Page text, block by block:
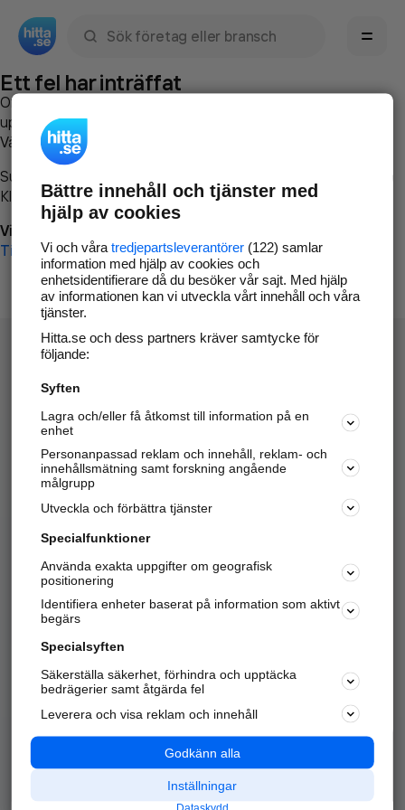
Ett fel har inträffat
Om du vill kan du
uppstod så att vi lättare och snabbare kan avhjälpa det.
Vänligen försök med följande:
Surfa till
Klicka påTillbaka-knappen i webbläsaren och försök igen
Vi beklagar besväret!
Till startsidan
Hitta.se - Gratis nummerupplysning.
Sök företag, personer och platser.
Hitta telefonnummer, adresser, företagsinfo mm.
Marknadsför företaget
Kom igång och annonsera mot
samarbetspartners nära dig.
Alla kategorier
Populära sökningar
API & Kartor
Annonsera
Integritet
Nödnummer
Bättre innehåll och tjänster med
hjälp av cookies
Vi och våra tredjepartsleverantörer(122) samlar
information med hjälp av cookies och
enhetsidentifierare då du besöker vår sajt. Med hjälp
av informationen kan vi utveckla vårt innehåll och våra
tjänster.
Hitta.se och dess partners kräver samtycke för
följande:
Syften
Lagra och/eller få åtkomst till information på en
enhet
Personanpassad reklam och innehåll, reklam- och
innehållsmätning samt forskning angående
målgrupp
Utveckla och förbättra tjänster
Specialfunktioner
Använda exakta uppgifter om geografisk
positionering
Identifiera enheter baserat på information som aktivt
begärs
Specialsyften
Säkerställa säkerhet, förhindra och upptäcka
bedrägerier samt åtgärda fel
Leverera och visa reklam och innehåll
Godkänn alla
Inställningar
Dataskydd